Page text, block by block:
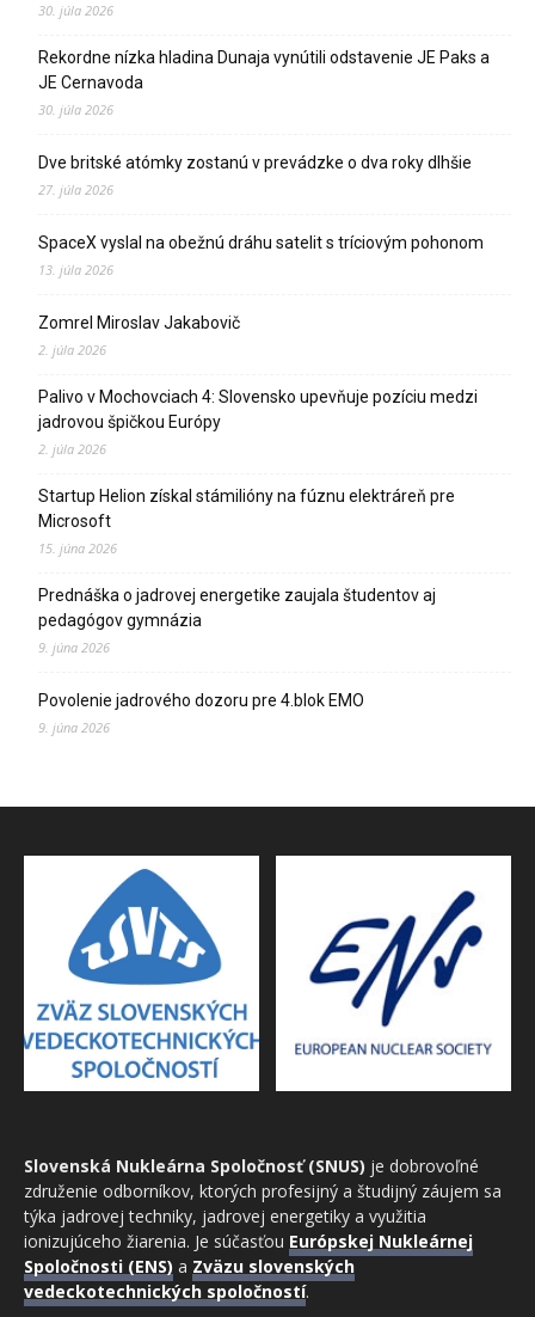
30. júla 2026
Rekordne nízka hladina Dunaja vynútili odstavenie JE Paks a
JE Cernavoda
30. júla 2026
Dve britské atómky zostanú v prevádzke o dva roky dlhšie
27. júla 2026
SpaceX vyslal na obežnú dráhu satelit s tríciovým pohonom
13. júla 2026
Zomrel Miroslav Jakabovič
2. júla 2026
Palivo v Mochovciach 4: Slovensko upevňuje pozíciu medzi
jadrovou špičkou Európy
2. júla 2026
Startup Helion získal stámilióny na fúznu elektráreň pre
Microsoft
15. júna 2026
Prednáška o jadrovej energetike zaujala študentov aj
pedagógov gymnázia
9. júna 2026
Povolenie jadrového dozoru pre 4.blok EMO
9. júna 2026
Slovenská Nukleárna Spoločnosť (SNUS) je dobrovoľné
združenie odborníkov, ktorých profesijný a študijný záujem sa
týka jadrovej techniky, jadrovej energetiky a využitia
ionizujúceho žiarenia. Je súčasťou Európskej Nukleárnej
Spoločnosti (ENS) a Zväzu slovenských
vedeckotechnických spoločností.